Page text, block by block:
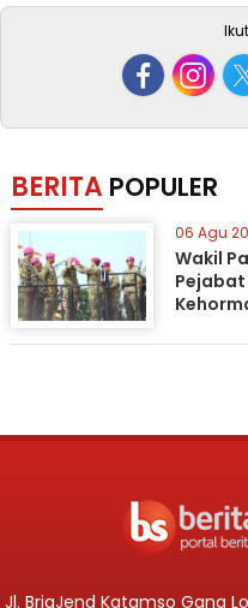
BERITA POPULER
06 Agu
Wakil
Jl. BrigJend Katamso Gang